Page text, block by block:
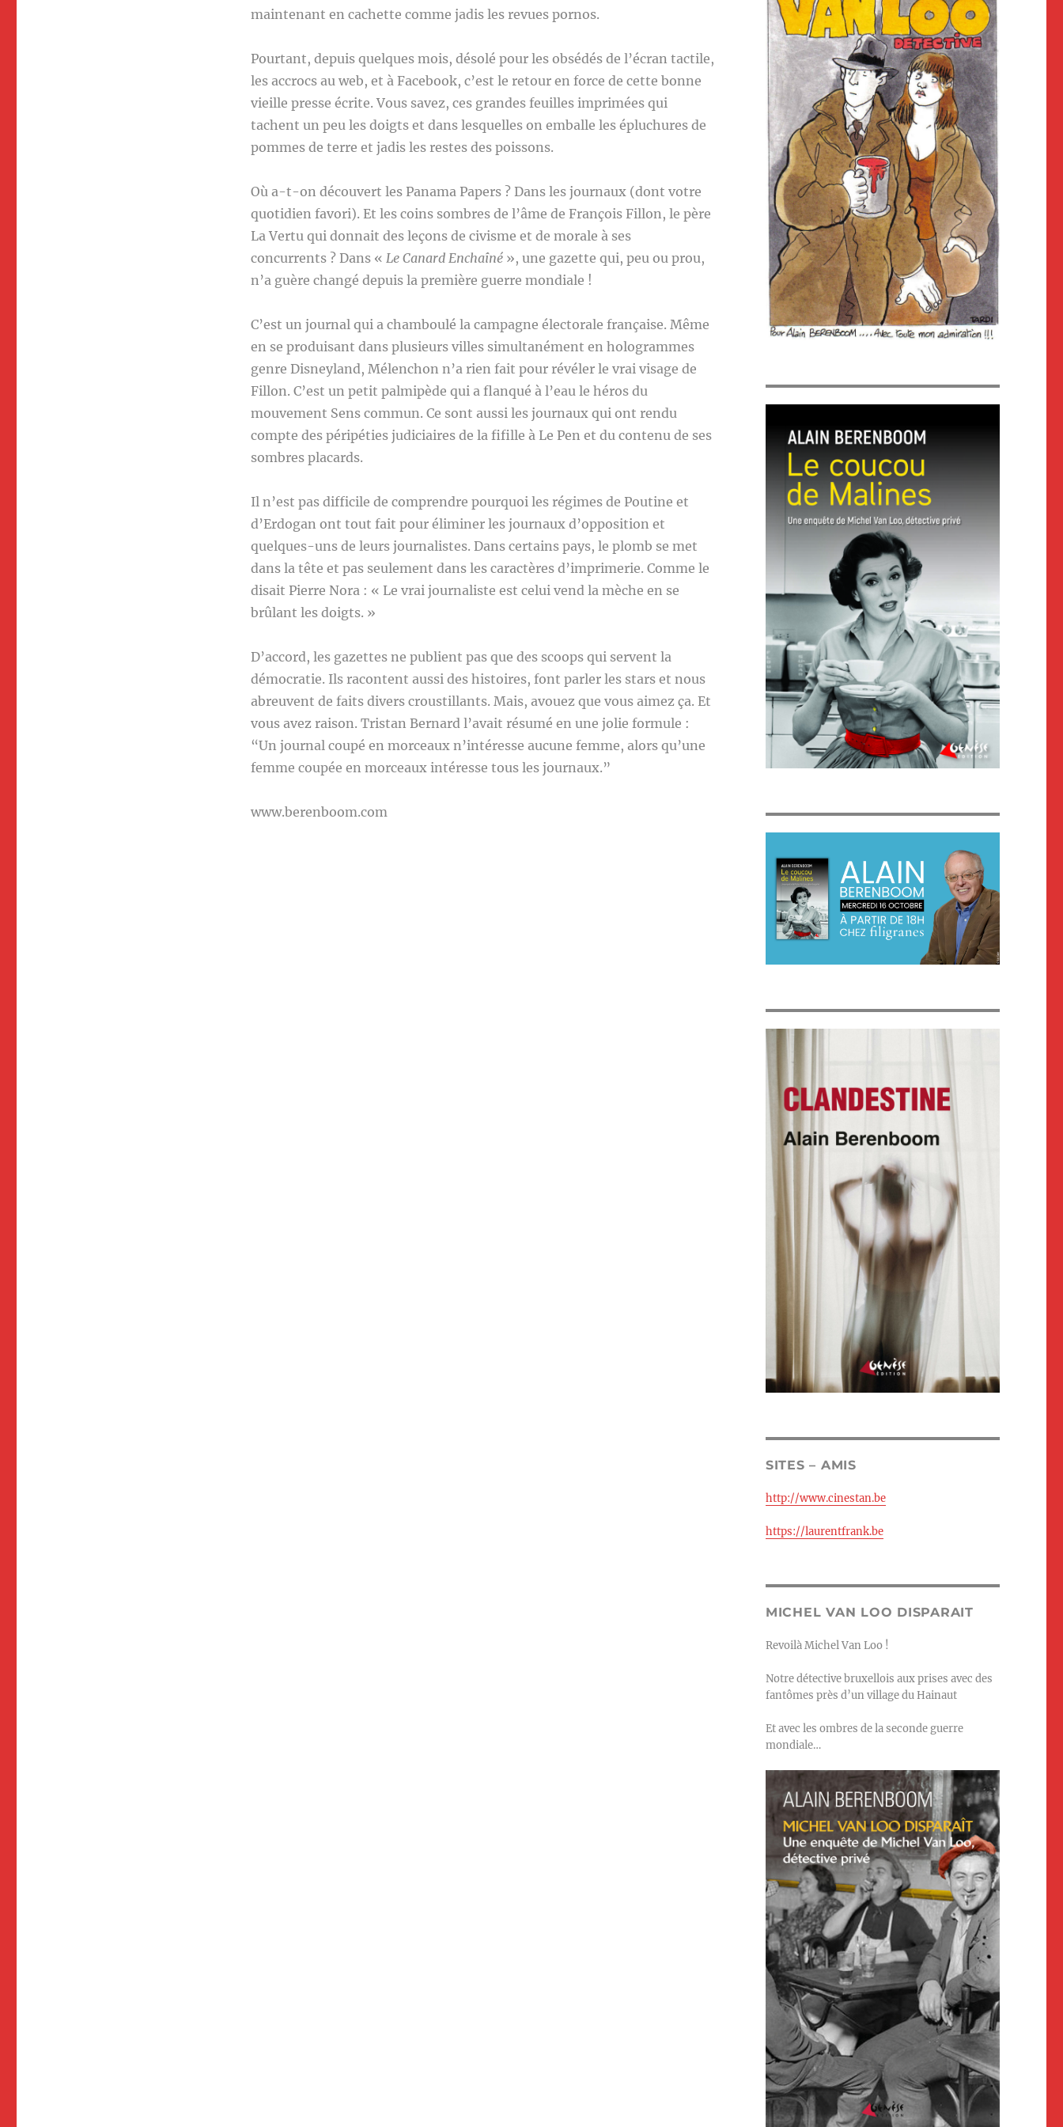
maintenant en cachette comme jadis les revues pornos.
Pourtant, depuis quelques mois, désolé pour les obsédés de l’écran tactile,
les accrocs au web, et à Facebook, c’est le retour en force de cette bonne
vieille presse écrite. Vous savez, ces grandes feuilles imprimées qui
tachent un peu les doigts et dans lesquelles on emballe les épluchures de
pommes de terre et jadis les restes des poissons.
Où a-t-on découvert les Panama Papers ? Dans les journaux (dont votre
quotidien favori). Et les coins sombres de l’âme de François Fillon, le père
La Vertu qui donnait des leçons de civisme et de morale à ses
concurrents ? Dans « Le Canard Enchaîné», une gazette qui, peu ou prou,
n’a guère changé depuis la première guerre mondiale !
C’est un journal qui a chamboulé la campagne électorale française. Même
en se produisant dans plusieurs villes simultanément en hologrammes
genre Disneyland, Mélenchon n’a rien fait pour révéler le vrai visage de
Fillon. C’est un petit palmipède qui a flanqué à l’eau le héros du
mouvement Sens commun. Ce sont aussi les journaux qui ont rendu
compte des péripéties judiciaires de la fifille à Le Pen et du contenu de ses
sombres placards.
Il n’est pas difficile de comprendre pourquoi les régimes de Poutine et
d’Erdogan ont tout fait pour éliminer les journaux d’opposition et
quelques-uns de leurs journalistes. Dans certains pays, le plomb se met
dans la tête et pas seulement dans les caractères d’imprimerie. Comme le
disait Pierre Nora : « Le vrai journaliste est celui vend la mèche en se
brûlant les doigts. »
D’accord, les gazettes ne publient pas que des scoops qui servent la
démocratie. Ils racontent aussi des histoires, font parler les stars et nous
abreuvent de faits divers croustillants. Mais, avouez que vous aimez ça. Et
vous avez raison. Tristan Bernard l’avait résumé en une jolie formule :
“Un journal coupé en morceaux n’intéresse aucune femme, alors qu’une
femme coupée en morceaux intéresse tous les journaux.”
www.berenboom.com
SITES – AMIS
http://www.cinestan.be
https://laurentfrank.be
MICHEL VAN LOO DISPARAIT
Revoilà Michel Van Loo !
Notre détective bruxellois aux prises avec des
fantômes près d’un village du Hainaut
Et avec les ombres de la seconde guerre
mondiale…